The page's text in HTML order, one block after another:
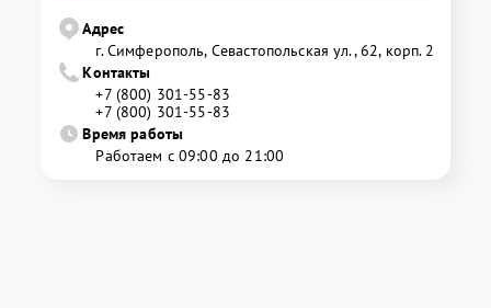
Адрес
г. Симферополь, Севастопольская ул., 62, корп. 2
Контакты
+7 (800) 301-55-83
+7 (800) 301-55-83
Время работы
Работаем с 09:00 до 21:00